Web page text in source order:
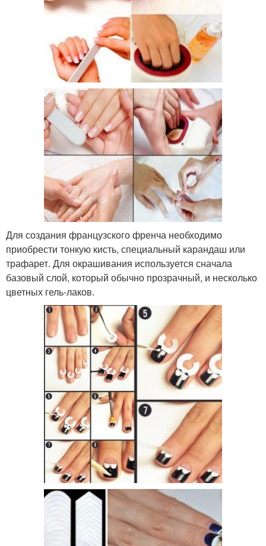
Для создания французского френча необходимо
приобрести тонкую кисть, специальный карандаш или
трафарет. Для окрашивания используется сначала
базовый слой, который обычно прозрачный, и несколько
цветных гель-лаков.